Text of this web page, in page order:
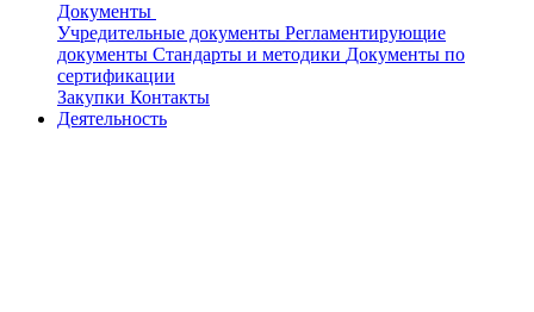
Документы
Учредительные документы Регламентирующие
документы Стандарты и методики Документы по
сертификации
Закупки Контакты
Деятельность